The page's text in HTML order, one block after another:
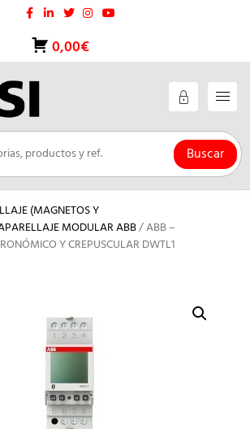
0,00€
Buscar
(MAGNETOS Y
MODULAR ABB/ ABB –
Y CREPUSCULAR DWTL1